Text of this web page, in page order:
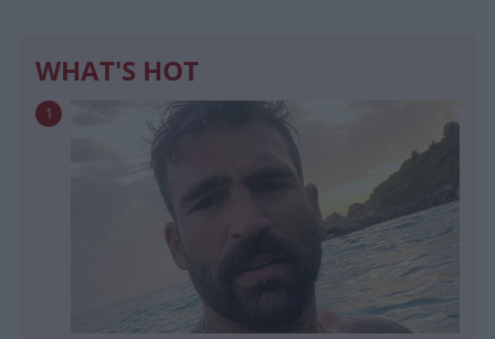
WHAT'S HOT
1